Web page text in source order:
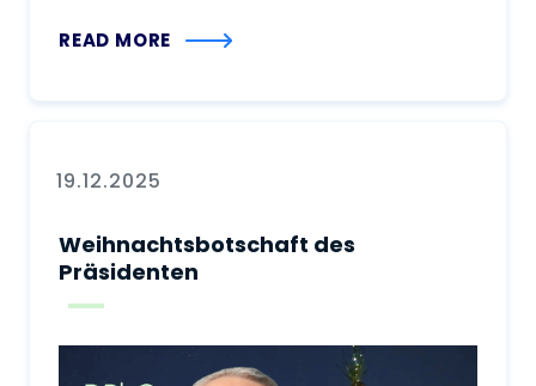
READ MORE
19.12.2025
Weihnachtsbotschaft des
Präsidenten